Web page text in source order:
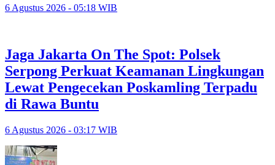
6 Agustus 2026 - 05:18 WIB
Jaga Jakarta On The Spot: Polsek
Serpong Perkuat Keamanan Lingkungan
Lewat Pengecekan Poskamling Terpadu
di Rawa Buntu
6 Agustus 2026 - 03:17 WIB